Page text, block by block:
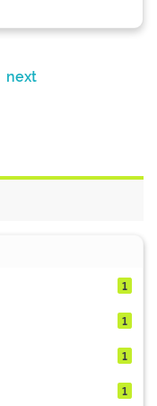
next
1
1
1
1